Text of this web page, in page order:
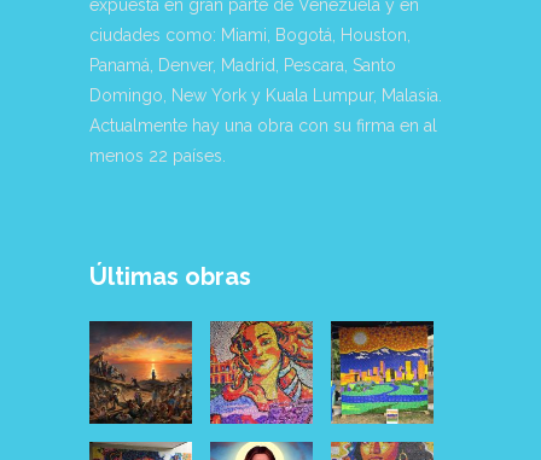
expuesta en gran parte de Venezuela y en
ciudades como: Miami, Bogotá, Houston,
Panamá, Denver, Madrid, Pescara, Santo
Domingo, New York y Kuala Lumpur, Malasia.
Actualmente hay una obra con su firma en al
menos 22 países.
Últimas obras